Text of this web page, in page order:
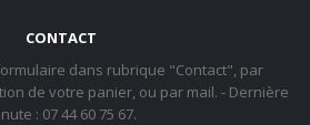
CONTACT
dans rubrique "Contact", par
de votre panier, ou par mail. - Dernière
: 07 44 60 75 67.